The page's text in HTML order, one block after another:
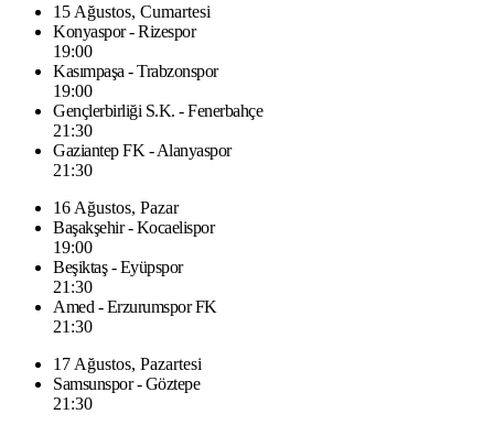
15 Ağustos, Cumartesi
Konyaspor - Rizespor
19:00
Kasımpaşa - Trabzonspor
19:00
Gençlerbirliği S.K. - Fenerbahçe
21:30
Gaziantep FK - Alanyaspor
21:30
16 Ağustos, Pazar
Başakşehir - Kocaelispor
19:00
Beşiktaş - Eyüpspor
21:30
Amed - Erzurumspor FK
21:30
17 Ağustos, Pazartesi
Samsunspor - Göztepe
21:30